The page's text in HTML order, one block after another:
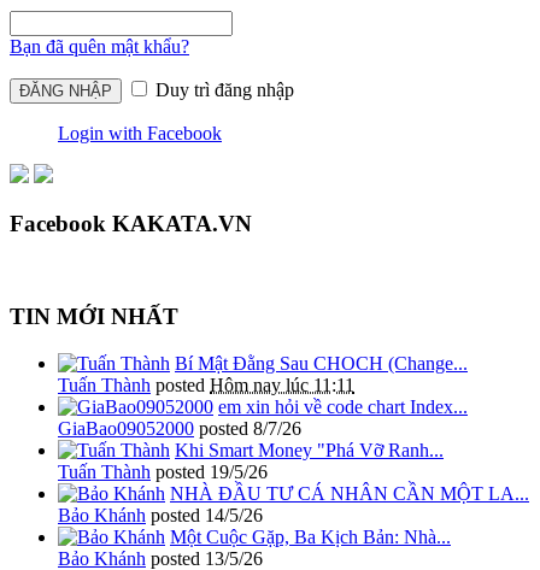
Bạn đã quên mật khẩu?
Duy trì đăng nhập
Login with Facebook
Facebook KAKATA.VN
TIN MỚI NHẤT
Bí Mật Đằng Sau CHOCH (Change...
Tuấn Thành posted Hôm nay lúc 11:11
em xin hỏi về code chart Index...
GiaBao09052000 posted 8/7/26
Khi Smart Money "Phá Vỡ Ranh...
Tuấn Thành posted 19/5/26
NHÀ ĐẦU TƯ CÁ NHÂN CẦN MỘT LA...
Bảo Khánh posted 14/5/26
Một Cuộc Gặp, Ba Kịch Bản: Nhà...
Bảo Khánh posted 13/5/26